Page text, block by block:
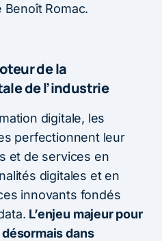
Benoît Romac.
de la
de l’industrie
digitale, les
perfectionnent leur
et de services en
digitales et en
innovants fondés
L’enjeu majeur pour
dans